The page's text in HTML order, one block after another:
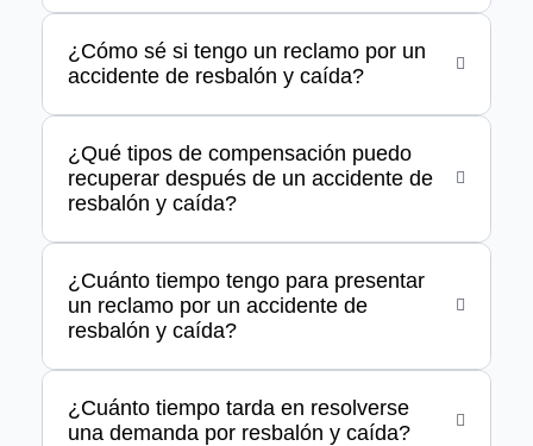
¿Cómo sé si tengo un reclamo por un
accidente de resbalón y caída?
¿Qué tipos de compensación puedo
recuperar después de un accidente de
resbalón y caída?
¿Cuánto tiempo tengo para presentar
un reclamo por un accidente de
resbalón y caída?
¿Cuánto tiempo tarda en resolverse
una demanda por resbalón y caída?